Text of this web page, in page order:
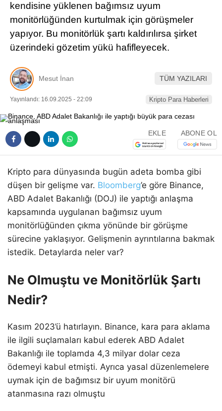
Telegram
kendisine yüklenen bağımsız uyum
monitörlüğünden kurtulmak için görüşmeler
yapıyor. Bu monitörlük şartı kaldırılırsa şirket
üzerindeki gözetim yükü hafifleyecek.
Mesut İnan TÜM YAZILARI
Yayınlandı: 16.09.2025 - 22:09 Kripto Para Haberleri
EKLE ABONE OL
Kripto para dünyasında bugün adeta bomba gibi
düşen bir gelişme var. Bloomberg’e göre Binance,
ABD Adalet Bakanlığı (DOJ) ile yaptığı anlaşma
kapsamında uygulanan bağımsız uyum
monitörlüğünden çıkma yönünde bir görüşme
sürecine yaklaşıyor. Gelişmenin ayrıntılarına bakmak
istedik. Detaylarda neler var?
Ne Olmuştu ve Monitörlük Şartı
Nedir?
Kasım 2023’ü hatırlayın. Binance, kara para aklama
ile ilgili suçlamaları kabul ederek ABD Adalet
Bakanlığı ile toplamda 4,3 milyar dolar ceza
ödemeyi kabul etmişti. Ayrıca yasal düzenlemelere
uymak için de bağımsız bir uyum monitörü
atanmasına razı olmuştu